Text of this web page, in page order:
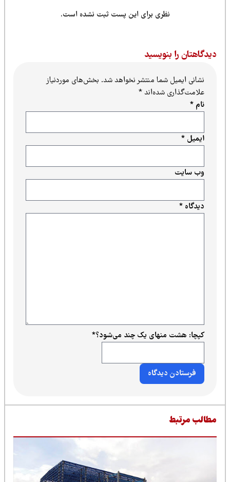
نظری برای این پست ثبت نشده است.
را بنویسید
نشانی ایمیل شما منتشر نخواهد شد.بخش‌های موردنیاز
علامت‌گذاری شده‌اند*
دیدگاه*
ایمیل*
وب‌ سایت
کپچا: هشت منهای یک چند می‌شود؟*
مرتبط